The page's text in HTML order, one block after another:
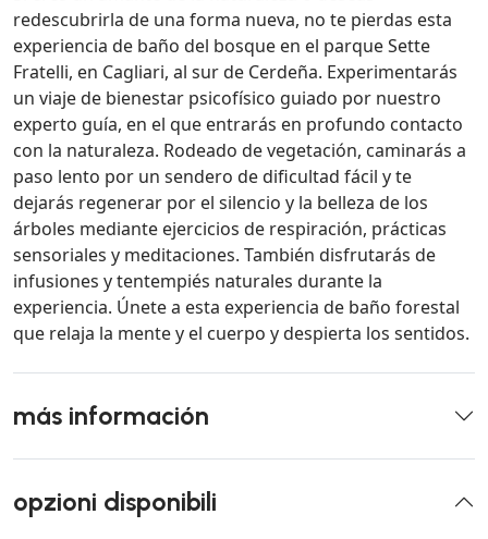
redescubrirla de una forma nueva, no te pierdas esta
experiencia de baño del bosque en el parque Sette
Fratelli, en Cagliari, al sur de Cerdeña. Experimentarás
un viaje de bienestar psicofísico guiado por nuestro
experto guía, en el que entrarás en profundo contacto
con la naturaleza. Rodeado de vegetación, caminarás a
paso lento por un sendero de dificultad fácil y te
dejarás regenerar por el silencio y la belleza de los
árboles mediante ejercicios de respiración, prácticas
sensoriales y meditaciones. También disfrutarás de
infusiones y tentempiés naturales durante la
experiencia. Únete a esta experiencia de baño forestal
que relaja la mente y el cuerpo y despierta los sentidos.
más información
opzioni disponibili